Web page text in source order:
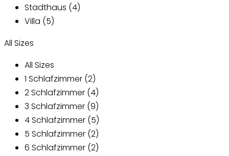
Stadthaus (4)
Villa (5)
All Sizes
All Sizes
1 Schlafzimmer (2)
2 Schlafzimmer (4)
3 Schlafzimmer (9)
4 Schlafzimmer (5)
5 Schlafzimmer (2)
6 Schlafzimmer (2)